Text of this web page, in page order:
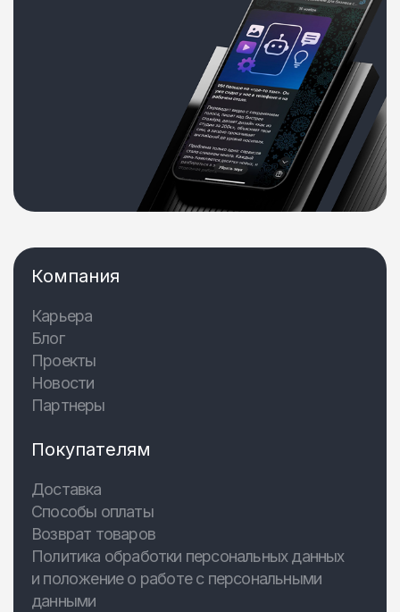
Компания
Карьера
Блог
Проекты
Новости
Партнеры
Покупателям
Доставка
Способы оплаты
Возврат товаров
Политика обработки персональных данных
и положение о работе с персональными
данными